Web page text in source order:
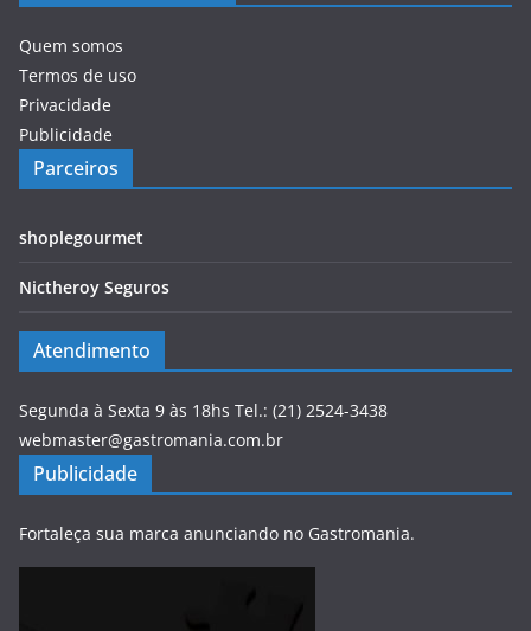
Quem somos
Termos de uso
Privacidade
Publicidade
Parceiros
shoplegourmet
Nictheroy Seguros
Atendimento
Segunda à Sexta 9 às 18hs Tel.: (21) 2524-3438
webmaster@gastromania.com.br
Publicidade
Fortaleça sua marca anunciando no Gastromania.